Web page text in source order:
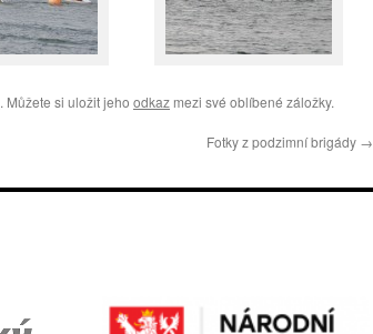
. Můžete si uložit jeho odkaz mezi své oblíbené záložky.
Fotky z podzimní brigády →